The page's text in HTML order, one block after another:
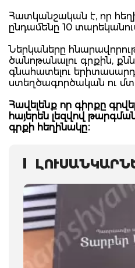
Հատկանշական է, որ
ընդամենը 10
Ներկաները
ծանոթանալու գրքին,
գնահատելու
ստեղծագործական ու
Հավելենք որ գիրքը
հայերեն լեզվով
գրքի հեղինակը։